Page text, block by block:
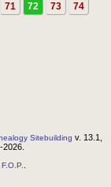
71 72 73 74
Sitebuilding v. 13.1,